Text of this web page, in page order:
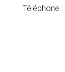
Téléphone :